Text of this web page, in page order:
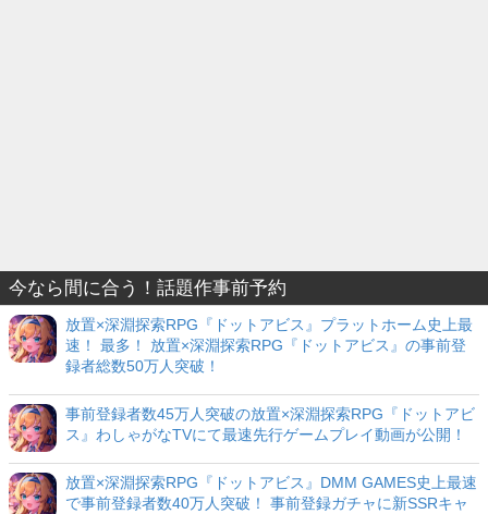
今なら間に合う！話題作事前予約
放置×深淵探索RPG『ドットアビス』プラットホーム史上最
速！ 最多！ 放置×深淵探索RPG『ドットアビス』の事前登
録者総数50万人突破！
事前登録者数45万人突破の放置×深淵探索RPG『ドットアビ
ス』わしゃがなTVにて最速先行ゲームプレイ動画が公開！
放置×深淵探索RPG『ドットアビス』DMM GAMES史上最速
で事前登録者数40万人突破！ 事前登録ガチャに新SSRキャ